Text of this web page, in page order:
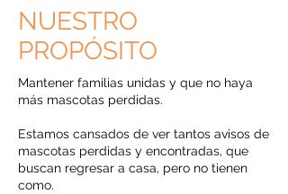
NUESTRO
PROPÓSITO
Mantener familias unidas y que no haya
más mascotas perdidas.
Estamos cansados de ver tantos avisos de
mascotas perdidas y encontradas, que
buscan regresar a casa, pero no tienen
como.